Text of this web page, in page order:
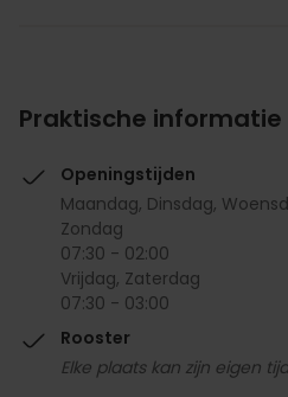
Praktische informatie
Openingstijden
Maandag, Dinsdag,
Zondag
07:30 - 02:00
Vrijdag, Zaterdag
07:30 - 03:00
Rooster
Elke plaats kan zijn eigen